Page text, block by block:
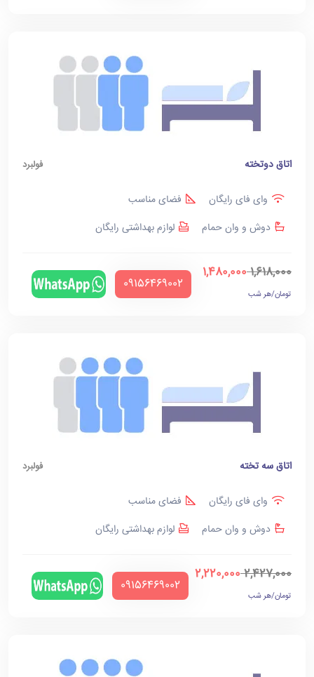
اتاق دوتخته فولبرد
وای فای رایگان
فضای مناسب
دوش و وان حمام
لوازم بهداشتی رایگان
1,618,000
1,480,000
تومان/هر شب
‪09156469002‬
اتاق سه تخته فولبرد
وای فای رایگان
فضای مناسب
دوش و وان حمام
لوازم بهداشتی رایگان
2,427,000
2,220,000
تومان/هر شب
‪09156469002‬